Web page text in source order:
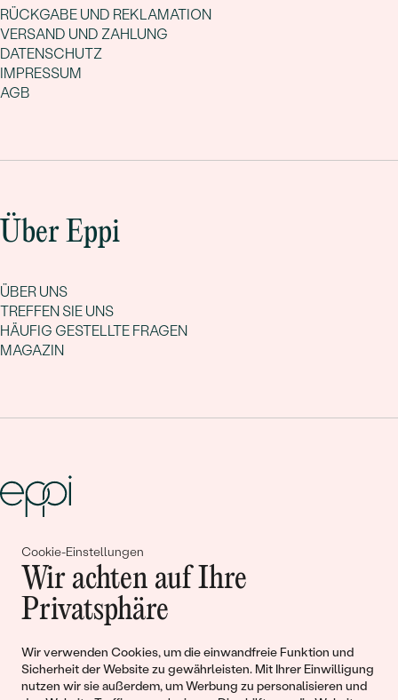
Cookie-Einstellungen
Wir achten auf Ihre
Privatsphäre
Wir verwenden Cookies, um die einwandfreie Funktion und
Sicherheit der Website zu gewährleisten. Mit Ihrer Einwilligung
nutzen wir sie außerdem, um Werbung zu personalisieren und
RÜCKGABE UND REKLAMATION
VERSAND UND ZAHLUNG
DATENSCHUTZ
IMPRESSUM
AGB
Über Eppi
ÜBER UNS
TREFFEN SIE UNS
HÄUFIG GESTELLTE FRAGEN
MAGAZIN
Gemeinsam erschaffen wir
Geschichten von Schönheit und
Liebe
Begleiten Sie uns!